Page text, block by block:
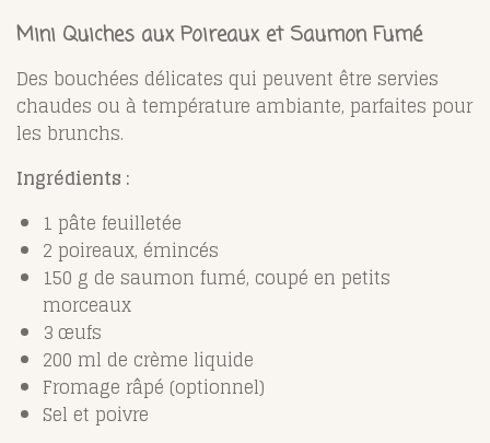
Mini Quiches aux Poireaux et Saumon Fumé
Des bouchées délicates qui peuvent être servies
chaudes ou à température ambiante, parfaites pour
les brunchs.
Ingrédients :
1 pâte feuilletée
2 poireaux, émincés
150 g de saumon fumé, coupé en petits
morceaux
3 œufs
200 ml de crème liquide
Fromage râpé (optionnel)
Sel et poivre